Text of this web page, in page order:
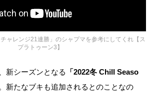
ャレンジ21連勝」のシャプマを参考にしてくれ【ス
プラトゥーン3】
新シーズンとなる
「2022冬 Chill Seaso
新たなブキも追加されるとのことなの